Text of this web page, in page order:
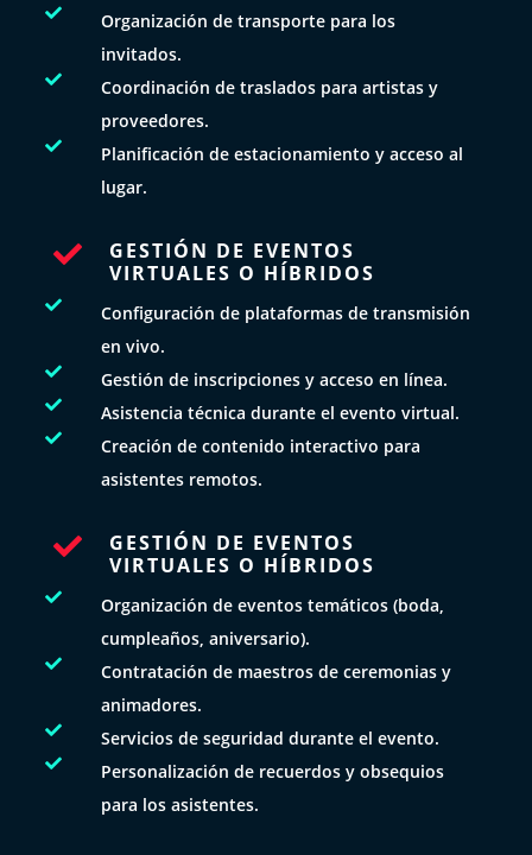

Organización de transporte para los
invitados.

Coordinación de traslados para artistas y
proveedores.

Planificación de estacionamiento y acceso al
lugar.

GESTIÓN DE EVENTOS
VIRTUALES O HÍBRIDOS

Configuración de plataformas de transmisión
en vivo.
 Gestión de inscripciones y acceso en línea.
 Asistencia técnica durante el evento virtual.

Creación de contenido interactivo para
asistentes remotos.

GESTIÓN DE EVENTOS
VIRTUALES O HÍBRIDOS

Organización de eventos temáticos (boda,
cumpleaños, aniversario).

Contratación de maestros de ceremonias y
animadores.
 Servicios de seguridad durante el evento.

Personalización de recuerdos y obsequios
para los asistentes.